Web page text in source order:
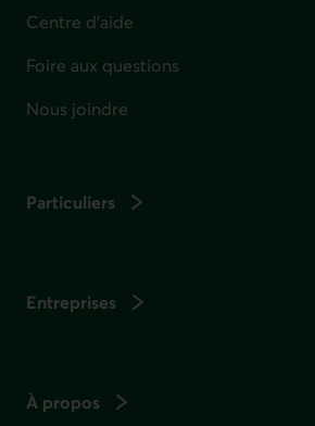
Centre d'aide
Foire aux questions
Nous joindre
Particuliers
Entreprises
À propos